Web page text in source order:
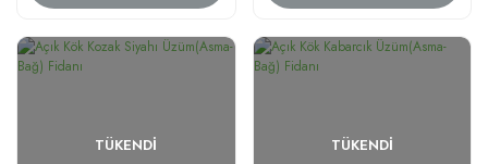
TÜKENDI TÜKENDI